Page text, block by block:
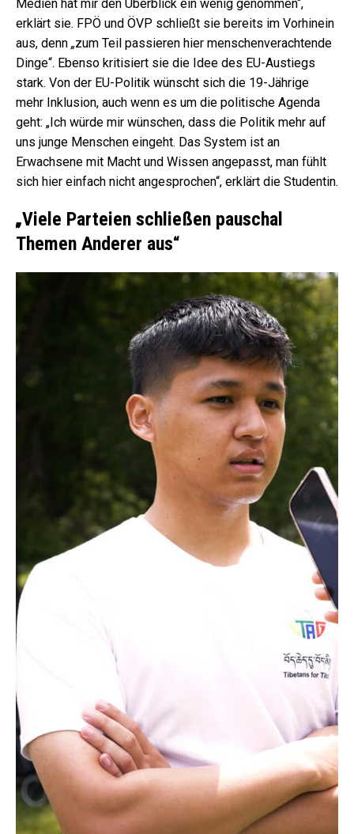
Medien hat mir den Überblick ein wenig genommen“,
erklärt sie. FPÖ und ÖVP schließt sie bereits im Vorhinein
aus, denn „zum Teil passieren hier menschenverachtende
Dinge“. Ebenso kritisiert sie die Idee des EU-Austiegs
stark. Von der EU-Politik wünscht sich die 19-Jährige
mehr Inklusion, auch wenn es um die politische Agenda
geht: „Ich würde mir wünschen, dass die Politik mehr auf
uns junge Menschen eingeht. Das System ist an
Erwachsene mit Macht und Wissen angepasst, man fühlt
sich hier einfach nicht angesprochen“, erklärt die Studentin.
„Viele Parteien schließen pauschal
Themen Anderer aus“